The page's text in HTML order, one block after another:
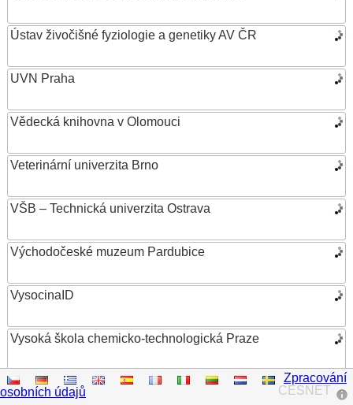
Ústav živočišné fyziologie a genetiky AV ČR
UVN Praha
Vědecká knihovna v Olomouci
Veterinární univerzita Brno
VŠB – Technická univerzita Ostrava
Východočeské muzeum Pardubice
VysocinaID
Vysoká škola chemicko-technologická Praze
Vysoká škola ekonomická v Praze
CESNET
Zpracování
osobních údajů